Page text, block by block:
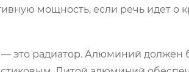
мощность, если речь идет о
— это радиатор. Алюминий